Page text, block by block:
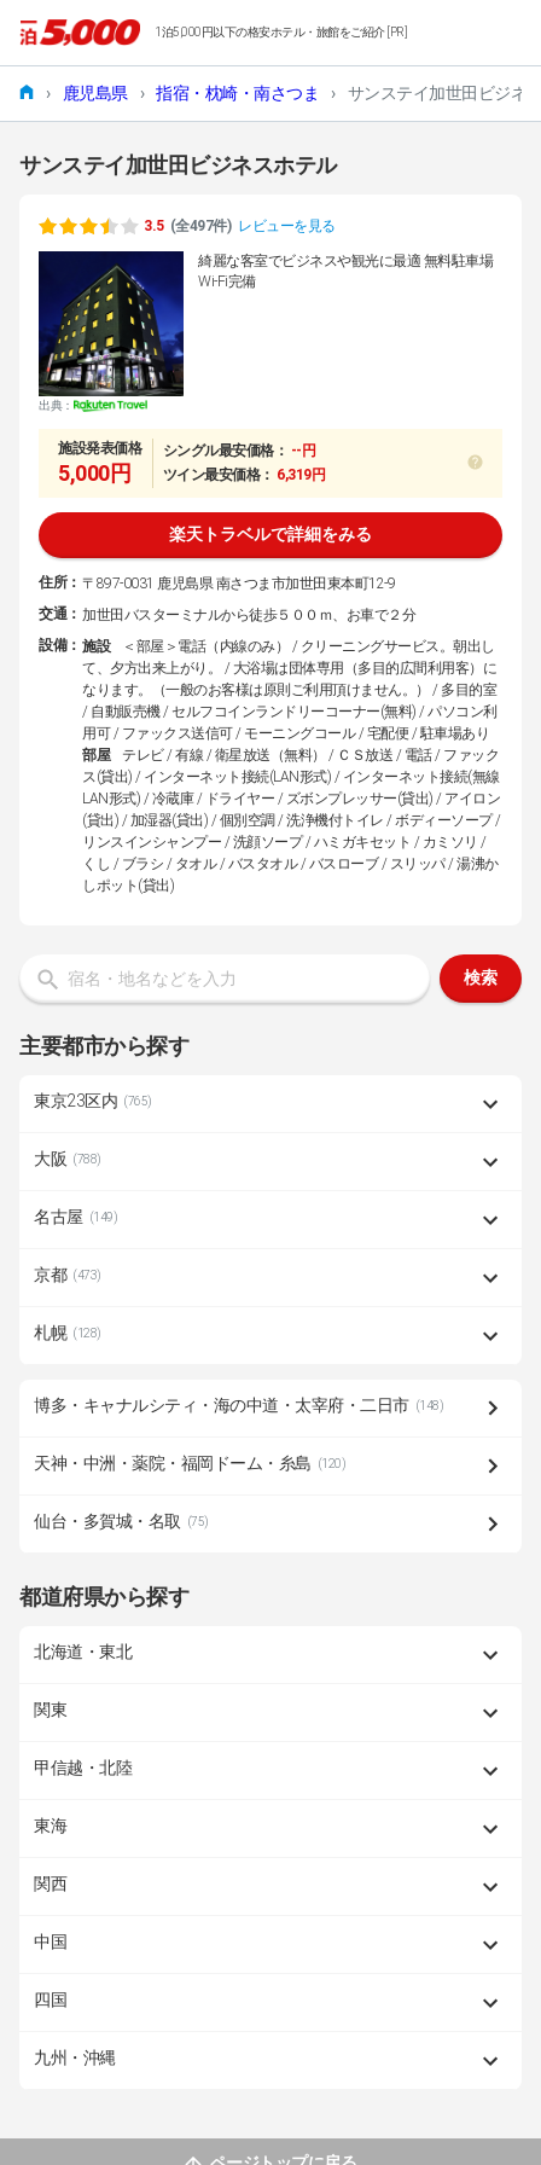
1泊5,000円以下の格安ホテル・旅館をご紹介 [PR]
› 鹿児島県 › 指宿・枕崎・南さつま › サンステイ加世田ビジネ
サンステイ加世田ビジネスホテル
3.5 (全497件) レビューを見る
出典：
綺麗な客室でビジネスや観光に最適 無料駐車場
Wi-Fi完備
施設発表価格
5,000円
シングル最安価格： --円
ツイン最安価格： 6,319円
楽天トラベルで詳細をみる
住所： 〒897-0031 鹿児島県 南さつま市加世田東本町12-9
交通： 加世田バスターミナルから徒歩５００ｍ、お車で２分
設備： 施設
＜部屋＞電話（内線のみ） / クリーニングサービス。朝出し
て、夕方出来上がり。 / 大浴場は団体専用（多目的広間利用客）に
なります。（一般のお客様は原則ご利用頂けません。） / 多目的室
/ 自動販売機 / セルフコインランドリーコーナー(無料) / パソコン利
用可 / ファックス送信可 / モーニングコール / 宅配便 / 駐車場あり
部屋
テレビ / 有線 / 衛星放送（無料） / ＣＳ放送 / 電話 / ファック
ス(貸出) / インターネット接続(LAN形式) / インターネット接続(無線
LAN形式) / 冷蔵庫 / ドライヤー / ズボンプレッサー(貸出) / アイロン
(貸出) / 加湿器(貸出) / 個別空調 / 洗浄機付トイレ / ボディーソープ /
リンスインシャンプー / 洗顔ソープ / ハミガキセット / カミソリ /
くし / ブラシ / タオル / バスタオル / バスローブ / スリッパ / 湯沸か
しポット(貸出)
検索
主要都市から探す
東京23区内 (765)
大阪 (788)
名古屋 (149)
京都 (473)
札幌 (128)
博多・キャナルシティ・海の中道・太宰府・二日市 (148)
天神・中洲・薬院・福岡ドーム・糸島 (120)
仙台・多賀城・名取 (75)
都道府県から探す
北海道・東北
関東
甲信越・北陸
東海
関西
中国
四国
九州・沖縄